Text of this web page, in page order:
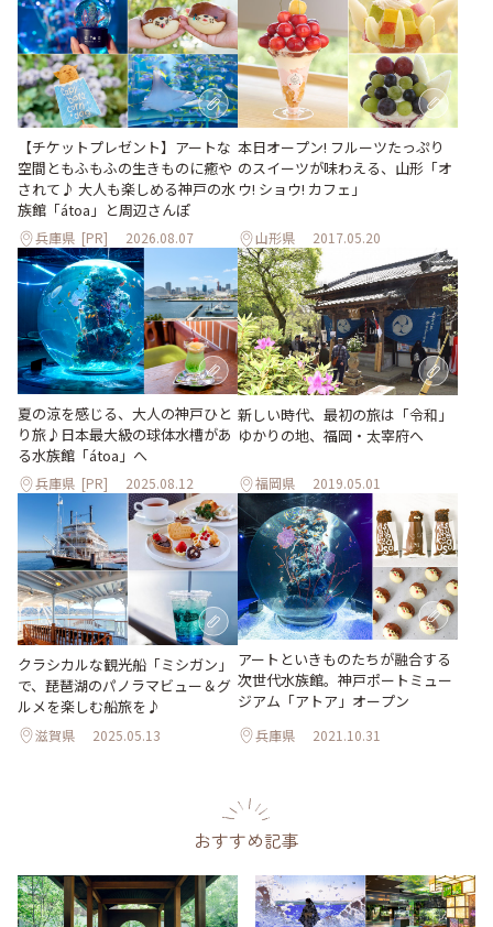
【チケットプレゼント】アートな
空間ともふもふの生きものに癒や
されて♪ 大人も楽しめる神戸の水
族館「átoa」と周辺さんぽ
兵庫県 [PR] 2026.08.07
本日オープン! フルーツたっぷり
のスイーツが味わえる、山形「オ
ウ! ショウ! カフェ」
山形県 2017.05.20
夏の涼を感じる、大人の神戸ひと
り旅♪日本最大級の球体水槽があ
る水族館「átoa」へ
兵庫県 [PR] 2025.08.12
新しい時代、最初の旅は「令和」
ゆかりの地、福岡・太宰府へ
福岡県 2019.05.01
クラシカルな観光船「ミシガン」
で、琵琶湖のパノラマビュー＆グ
ルメを楽しむ船旅を♪
滋賀県 2025.05.13
アートといきものたちが融合する
次世代水族館。神戸ポートミュー
ジアム「アトア」オープン
兵庫県 2021.10.31
おすすめ記事